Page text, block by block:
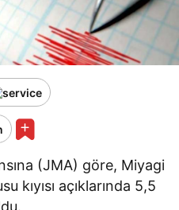
(JMA) göre, Miyagi
kıyısı açıklarında 5,5